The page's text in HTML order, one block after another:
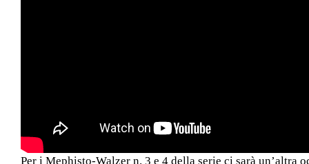
Per i Mephisto-Walzer n. 3 e 4 della serie ci sarà un’altra